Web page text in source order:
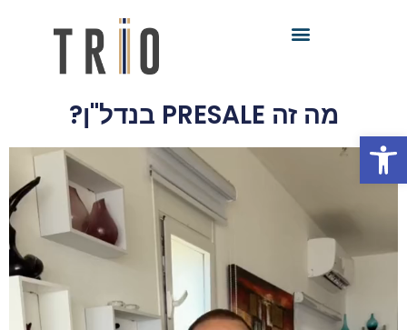
פתח סרגל נגישות
מה זה PRESALE בנדל"ן?
נגן
וידאו